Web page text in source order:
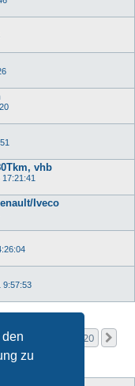
zu
vhb
Iveco
9:57:53
von
2 3 20